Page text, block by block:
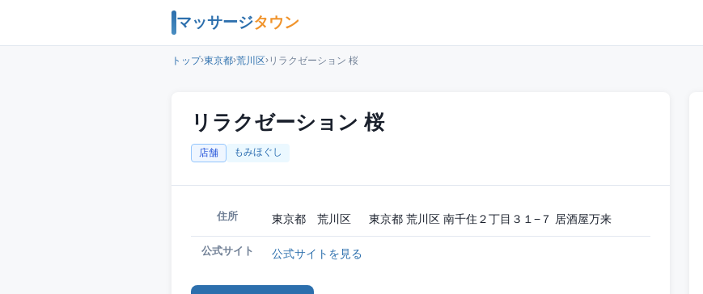
マッサージタウン
トップ›東京都›荒川区› リラクゼーション 桜
リラクゼーション 桜
店舗 もみほぐし
住所 東京都 荒川区 東京都 荒川区 南千住２丁目３１−７ 居酒屋万来
公式サイト 公式サイトを見る